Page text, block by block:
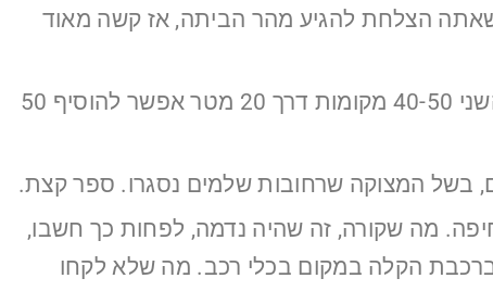
הצלחת להגיע מהר הביתה, אז קשה מאוד
וזה מה שבעצם יאלץ אותנו לעשות את מה שעושים, הראו לי שעל 30 מטר יש 16 מקומות חניה, בחלק השני 40-50 מקומות דרך 20 מטר אפשר להוסיף 50
בשל המצוקה שרחובות שלמים נסגרו. ספר קצת.
מה שקורה, זה שהיה נדמה, לפחות כך חשבו,
הקלה במקום בכלי רכב. מה שלא לקחו